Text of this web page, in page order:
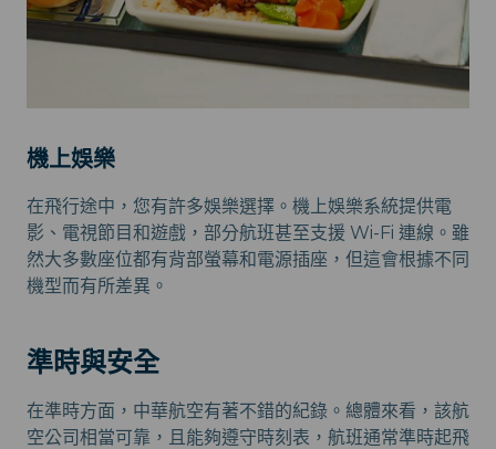
機上娛樂
在飛行途中，您有許多娛樂選擇。機上娛樂系統提供電
影、電視節目和遊戲，部分航班甚至支援 Wi-Fi 連線。雖
然大多數座位都有背部螢幕和電源插座，但這會根據不同
機型而有所差異。
準時與安全
在準時方面，中華航空有著不錯的紀錄。總體來看，該航
空公司相當可靠，且能夠遵守時刻表，航班通常準時起飛